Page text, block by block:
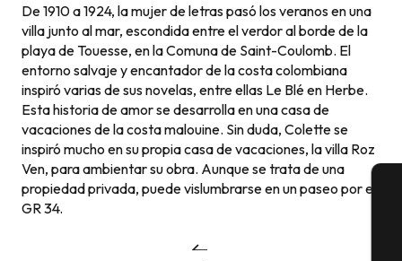
De 1910 a 1924, la mujer de letras pasó los veranos en una
villa junto al mar, escondida entre el verdor al borde de la
playa de Touesse, en la Comuna de Saint-Coulomb. El
entorno salvaje y encantador de la costa colombiana
inspiró varias de sus novelas, entre ellas Le Blé en Herbe.
Esta historia de amor se desarrolla en una casa de
vacaciones de la costa malouine. Sin duda, Colette se
inspiró mucho en su propia casa de vacaciones, la villa Roz
Ven, para ambientar su obra. Aunque se trata de una
propiedad privada, puede vislumbrarse en un paseo por el
GR 34.